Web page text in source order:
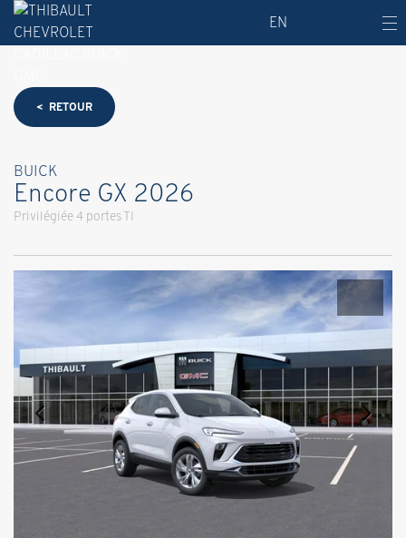
EN
< RETOUR
BUICK
Encore GX 2026
Privilégiée 4 portes TI